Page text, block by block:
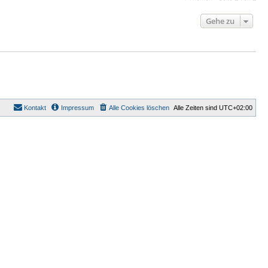
Gehe zu
Alle Zeiten sind UTC+02:00
Alle Cookies löschen
Impressum
Kontakt